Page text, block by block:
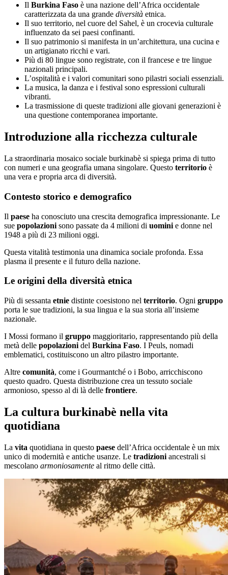
Il Burkina Faso è una nazione dell’Africa occidentale
caratterizzata da una grande diversità etnica.
Il suo territorio, nel cuore del Sahel, è un crocevia culturale
influenzato da sei paesi confinanti.
Il suo patrimonio si manifesta in un’architettura, una cucina e
un artigianato ricchi e vari.
Più di 80 lingue sono registrate, con il francese e tre lingue
nazionali principali.
L’ospitalità e i valori comunitari sono pilastri sociali essenziali.
La musica, la danza e i festival sono espressioni culturali
vibranti.
La trasmissione di queste tradizioni alle giovani generazioni è
una questione contemporanea importante.
Introduzione alla ricchezza culturale
La straordinaria mosaico sociale burkinabè si spiega prima di tutto
con numeri e una geografia umana singolare. Questo territorio è
una vera e propria arca di diversità.
Contesto storico e demografico
Il paese ha conosciuto una crescita demografica impressionante. Le
sue popolazioni sono passate da 4 milioni di uomini e donne nel
1948 a più di 23 milioni oggi.
Questa vitalità testimonia una dinamica sociale profonda. Essa
plasma il presente e il futuro della nazione.
Le origini della diversità etnica
Più di sessanta etnie distinte coesistono nel territorio. Ogni gruppo
porta le sue tradizioni, la sua lingua e la sua storia all’insieme
nazionale.
I Mossi formano il gruppo maggioritario, rappresentando più della
metà delle popolazioni del Burkina Faso. I Peuls, nomadi
emblematici, costituiscono un altro pilastro importante.
Altre comunità, come i Gourmantché o i Bobo, arricchiscono
questo quadro. Questa distribuzione crea un tessuto sociale
armonioso, spesso al di là delle frontiere.
La cultura burkinabè nella vita
quotidiana
La vita quotidiana in questo paese dell’Africa occidentale è un mix
unico di modernità e antiche usanze. Le tradizioni ancestrali si
mescolano armoniosamente al ritmo delle città.